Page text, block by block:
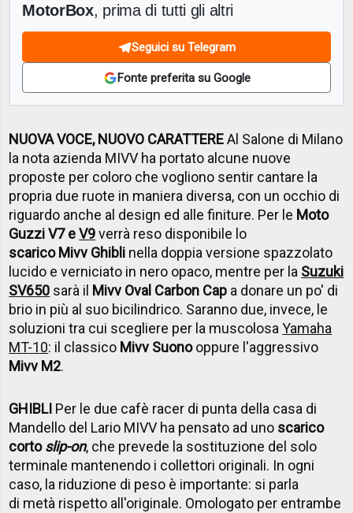
MotorBox, prima di tutti gli altri
Seguici su Telegram
Fonte preferita su Google
NUOVA VOCE, NUOVO CARATTEREAl Salone di Milano
la nota azienda MIVV ha portato alcune nuove
proposte per coloro che vogliono sentir cantare la
propria due ruote in maniera diversa, con un occhio di
riguardo anche al design ed alle finiture. Per le Moto
Guzzi V7 eV9verrà reso disponibile lo
scarico Mivv Ghibli nella doppia versione spazzolato
lucido e verniciato in nero opaco, mentre per la Suzuki
SV650 sarà il Mivv Oval Carbon Cap a donare un po' di
brio in più al suo bicilindrico. Saranno due, invece, le
soluzioni tra cui scegliere per la muscolosaYamaha
MT-10: il classico Mivv Suonooppure l'aggressivo
Mivv M2.
GHIBLI Per le due cafè racer di punta della casa di
Mandello del Lario MIVV ha pensato ad uno scarico
cortoslip-on, che prevede la sostituzione del solo
terminale mantenendo i collettori originali. In ogni
caso, la riduzione di peso è importante: si parla
di metà rispetto all'originale. Omologato per entrambe